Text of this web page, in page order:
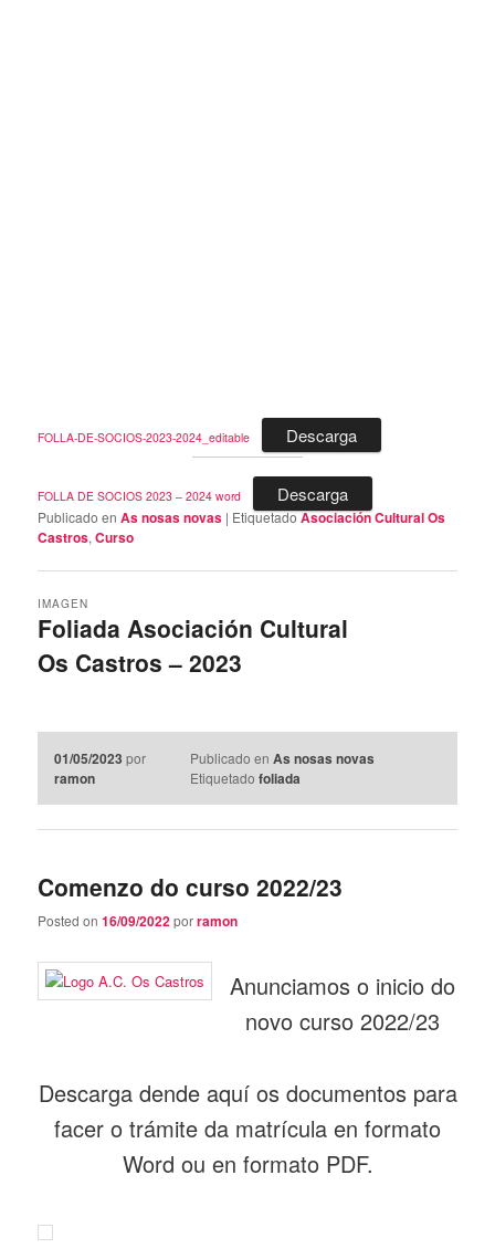
FOLLA-DE-SOCIOS-2023-2024_editable Descarga
FOLLA DE SOCIOS 2023 – 2024 word Descarga
Publicado en As nosas novas | EtiquetadoAsociación Cultural Os
Castros,Curso
Foliada Asociación Cultural
Os Castros – 2023
IMAGEN
01/05/2023 por
ramon
Publicado en As nosas novas
Etiquetado foliada
Comenzo do curso 2022/23
Posted on16/09/2022porramon
Anunciamos o inicio do
novo curso 2022/23
Descarga dende aquí os documentos para
facer o trámite da matrícula en formato
Word ou en formato PDF.